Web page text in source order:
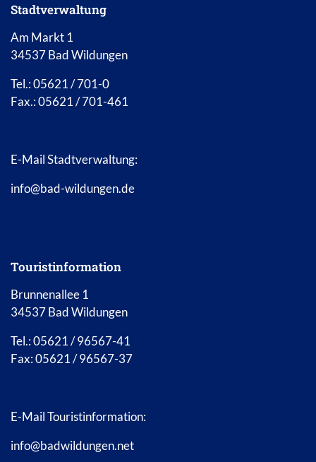
Stadtverwaltung
Am Markt 1
34537 Bad Wildungen
Tel.: 05621 / 701-0
Fax.: 05621 / 701-461
E-Mail Stadtverwaltung:
info@bad-wildungen.de
Touristinformation
Brunnenallee 1
34537 Bad Wildungen
Tel.: 05621 / 96567-41
Fax: 05621 / 96567-37
E-Mail Touristinformation:
info@badwildungen.net